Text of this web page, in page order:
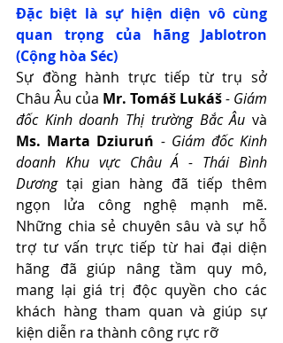
Đặc biệt là sự hiện diện vô cùng
quan trọng của hãng Jablotron
(Cộng hòa Séc)
Sự đồng hành trực tiếp từ trụ sở
Châu Âu của Mr. Tomáš Lukáš - Giám
đốc Kinh doanh Thị trường Bắc Âu
Ms. Marta Dziuruń - Giám đốc Kinh
doanh Khu vực Châu Á - Thái Bình
Dương tại gian hàng đã tiếp thêm
ngọn lửa công nghệ mạnh mẽ.
Những chia sẻ chuyên sâu và sự hỗ
trợ tư vấn trực tiếp từ hai đại diện
hãng đã giúp nâng tầm quy mô,
mang lại giá trị độc quyền cho các
khách hàng tham quan và giúp sự
kiện diễn ra thành công rực rỡ